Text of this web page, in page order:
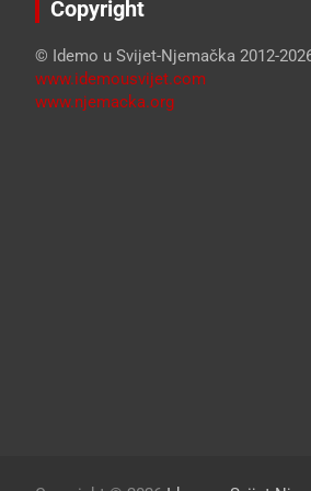
Copyright
© Idemo u Svijet-Njemačka 2012-
www.idemousvijet.com
www.njemacka.org